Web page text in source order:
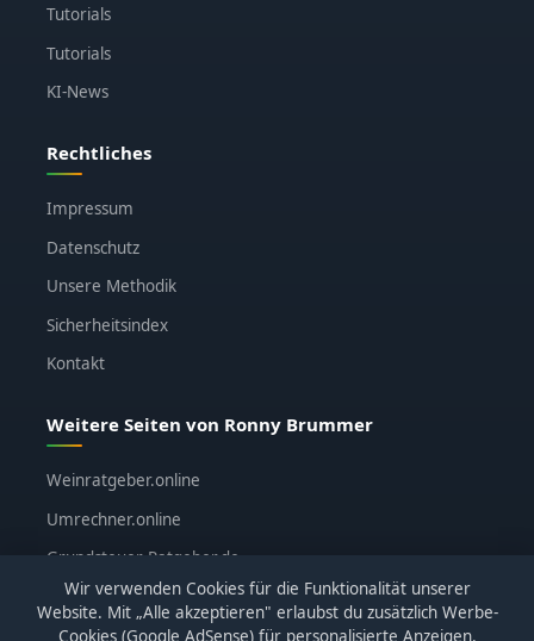
Tutorials
Tutorials
KI-News
Rechtliches
Impressum
Datenschutz
Unsere Methodik
Sicherheitsindex
Kontakt
Weitere Seiten von Ronny Brummer
Weinratgeber.online
Umrechner.online
Grundsteuer-Ratgeber.de
ronnybrummer.de
Wir verwenden Cookies für die Funktionalität unserer
Website. Mit „Alle akzeptieren" erlaubst du zusätzlich Werbe-
Cookies (Google AdSense) für personalisierte Anzeigen.